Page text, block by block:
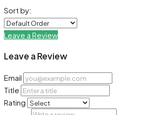
Sort by:
Leave a Review
Leave a Review
Email
Title
Rating